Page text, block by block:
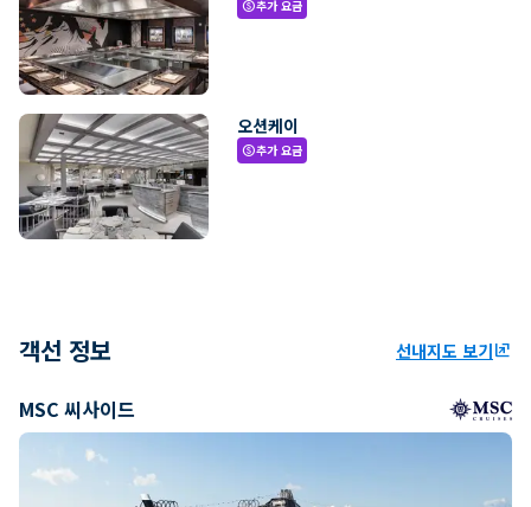
paid추가 요금
오션케이
paid추가 요금
객선 정보 선내지도 보기ungroup
MSC 씨사이드